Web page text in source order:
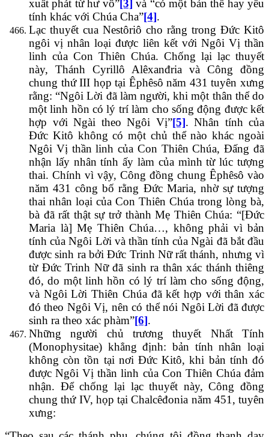
xuất phát từ hư vô”[3] và “có một bản thể hay yếu
tính khác với Chúa Cha”[4].
Lạc thuyết cua Nestôriô cho rằng trong Đức Kitô
ngôi vị nhân loại được liên kết với Ngôi Vị thần
linh của Con Thiên Chúa. Chống lại lạc thuyết
này, Thánh Cyrillô Alêxanđria và Công đồng
chung thứ III họp tại Êphêsô năm 431 tuyên xưng
rằng: “Ngôi Lời đã làm người, khi một thân thể do
một linh hồn có lý trí làm cho sống động được kết
hợp với Ngài theo Ngôi Vị”[5]. Nhân tính của
Đức Kitô không có một chủ thể nào khác ngoài
Ngôi Vị thần linh của Con Thiên Chúa, Đấng đã
nhận lấy nhân tính ấy làm của mình từ lúc tượng
thai. Chính vì vậy, Công đồng chung Êphêsô vào
năm 431 công bố rằng Đức Maria, nhờ sự tượng
thai nhân loại của Con Thiên Chúa trong lòng bà,
bà đã rất thật sự trở thành Mẹ Thiên Chúa: “[Đức
Maria là] Mẹ Thiên Chúa…, không phải vì bản
tính của Ngôi Lời và thần tính của Ngài đã bắt đầu
được sinh ra bởi Đức Trinh Nữ rất thánh, nhưng vì
từ Đức Trinh Nữ đã sinh ra thân xác thánh thiêng
đó, do một linh hồn có lý trí làm cho sống động,
và Ngôi Lời Thiên Chúa đã kết hợp với thân xác
đó theo Ngôi Vị, nên có thể nói Ngôi Lời đã được
sinh ra theo xác phàm”[6].
Những người chủ trương thuyết Nhất Tính
(Monophysitae) khẳng định: bản tính nhân loại
không còn tồn tại nơi Đức Kitô, khi bản tính đó
được Ngôi Vị thần linh của Con Thiên Chúa đảm
nhận. Để chống lại lạc thuyết này, Công đồng
chung thứ IV, họp tại Chalcêđonia năm 451, tuyên
xưng: